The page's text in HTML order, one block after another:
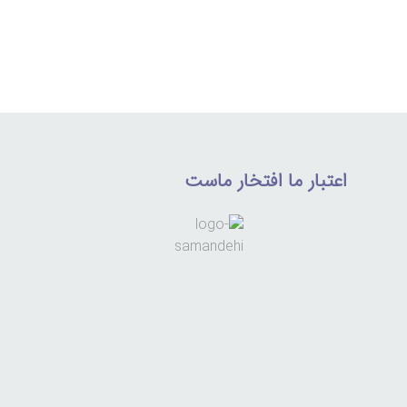
اعتبار ما افتخار ماست